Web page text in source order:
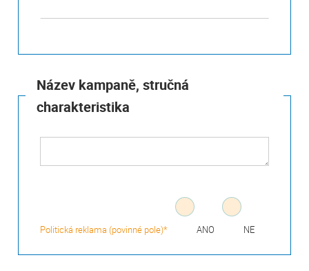
Název kampaně, stručná
charakteristika
Politická reklama (povinné pole)* ANO NE